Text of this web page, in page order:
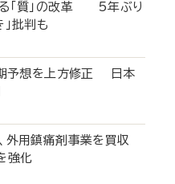
る「質」の改革 5年ぶり
」批判も
期予想を上方修正 日本
外用鎮痛剤事業を買収
強化